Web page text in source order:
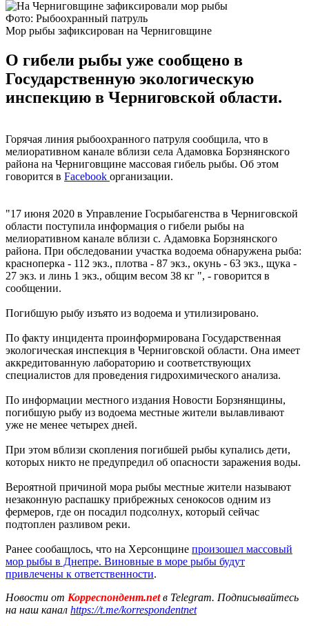
Фото: Рыбоохранный патруль
Мор рыбы зафиксирован на Черниговщине
О гибели рыбы уже сообщено в
Государственную экологическую
инспекцию в Черниговской области.
Горячая линия рыбоохранного патруля сообщила, что в
мелиоративном канале вблизи села Адамовка Борзнянского
района на Черниговщине массовая гибель рыбы. Об этом
говорится в Facebook организации.
"17 июня 2020 в Управление Госрыбагенства в Черниговской
области поступила информация о гибели рыбы на
мелиоративном канале вблизи с. Адамовка Борзнянского
района. При обследовании участка водоема обнаружена рыба:
красноперка - 112 экз., плотва - 87 экз., окунь - 63 экз., щука -
27 экз. и линь 1 экз., общим весом 38 кг ", - говорится в
сообщении.
Погибшую рыбу изъято из водоема и утилизировано.
По факту инцидента проинформирована Государственная
экологическая инспекция в Черниговской области. Она имеет
аккредитованную лабораторию и соответствующих
специалистов для проведения гидрохимического анализа.
По информации местного издания Новости Борзнянщины,
погибшую рыбу из водоема местные жители вылавливают
уже не менее четырех дней.
При этом вблизи скопления погибшей рыбы купались дети,
которых никто не предупредил об опасности заражения воды.
Вероятной причиной мора рыбы местные жители называют
незаконную распашку прибрежных сенокосов одним из
фермеров, где он посадил подсолнух, который сейчас
подтоплен разливом реки.
Ранее сообащлось, что на Херсонщине произошел массовый
мор рыбы в Днепре. Виновные в море рыбы будут
привлечены к ответственности.
Новости от Корреспондент.netв Telegram. Подписывайтесь
на наш канал https://t.me/korrespondentnet